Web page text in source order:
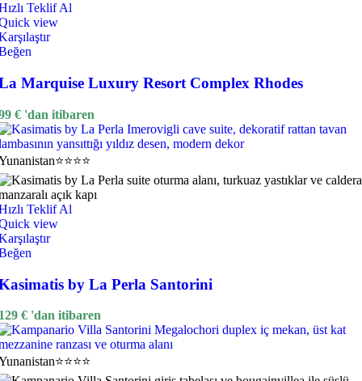
Teklif Al
view
Marquise Luxury Resort Complex Rhodes
€ 'dan itibaren
⭐⭐⭐⭐
Teklif Al
view
by La Perla Santorini
€ 'dan itibaren
⭐⭐⭐⭐